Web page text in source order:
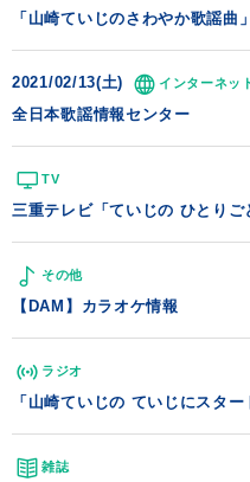
「山崎ていじのさわやか歌謡曲」
2021/02/13(土) インターネッ
全日本歌謡情報センター
TV
三重テレビ「ていじの ひとりご
その他
【DAM】カラオケ情報
ラジオ
「山崎ていじの ていじにスター
雑誌